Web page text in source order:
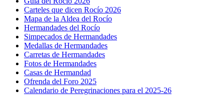
Carteles que dicen Rocío 2026
Mapa de la Aldea del Rocío
Hermandades del Rocío
Simpecados de Hermandades
Medallas de Hermandades
Carretas de Hermandades
Fotos de Hermandades
Casas de Hermandad
Ofrenda del Foro 2025
Calendario de Peregrinaciones para el 2025-26